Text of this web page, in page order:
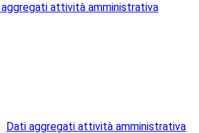
aggregati attività amministrativa
Dati aggregati attività amministrativa